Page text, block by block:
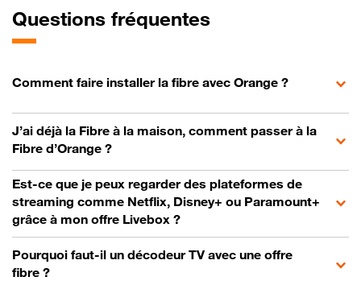
Questions fréquentes
Comment faire installer la fibre avec Orange ?
J’ai déjà la Fibre à la maison, comment passer à la
Fibre d’Orange ?
Est-ce que je peux regarder des plateformes de
streaming comme Netflix, Disney+ ou Paramount+
grâce à mon offre Livebox ?
Pourquoi faut-il un décodeur TV avec une offre
fibre ?